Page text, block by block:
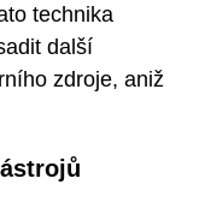
technika
další
zdroje, aniž